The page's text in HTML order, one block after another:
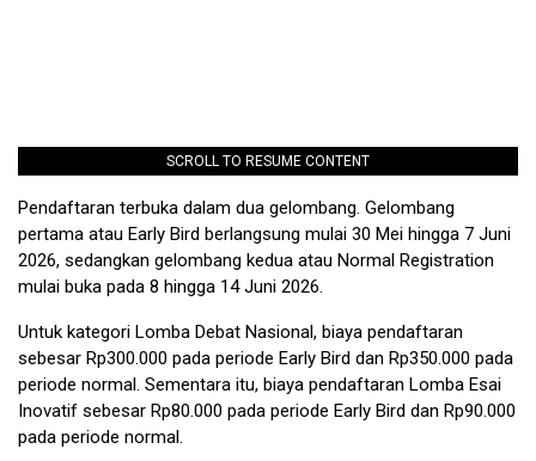
SCROLL TO RESUME CONTENT
Pendaftaran terbuka dalam dua gelombang. Gelombang
pertama atau Early Bird berlangsung mulai 30 Mei hingga 7 Juni
2026, sedangkan gelombang kedua atau Normal Registration
mulai buka pada 8 hingga 14 Juni 2026.
Untuk kategori Lomba Debat Nasional, biaya pendaftaran
sebesar Rp300.000 pada periode Early Bird dan Rp350.000 pada
periode normal. Sementara itu, biaya pendaftaran Lomba Esai
Inovatif sebesar Rp80.000 pada periode Early Bird dan Rp90.000
pada periode normal.